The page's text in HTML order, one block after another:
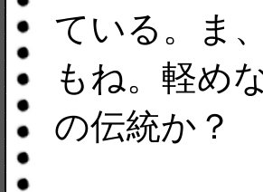
ている。ま
もね。軽め
の伝統か？